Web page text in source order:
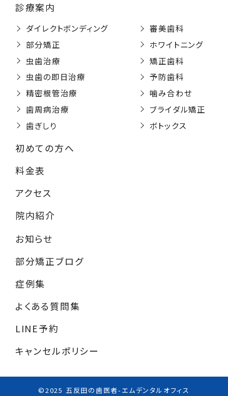
診療案内
ダイレクトボンディング
部分矯正
虫歯治療
虫歯の即日治療
精密根管治療
歯周病治療
歯ぎしり
審美歯科
ホワイトニング
矯正歯科
予防歯科
噛み合わせ
ブライダル矯正
ボトックス
初めての方へ
料金表
アクセス
院内紹介
お知らせ
部分矯正ブログ
症例集
よくある質問集
LINE予約
キャンセルポリシー
©︎2025 五反田の歯医者-エムデンタルオフィス